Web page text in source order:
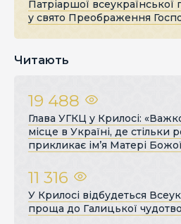
Патріаршої всеукраїнської
у свято Преображення
Читають
19 488
Глава УГКЦ у Крилосі:
місце в Україні, де стільки
прикликає ім’я Матері
11 316
У Крилосі відбудеться
проща до Галицької